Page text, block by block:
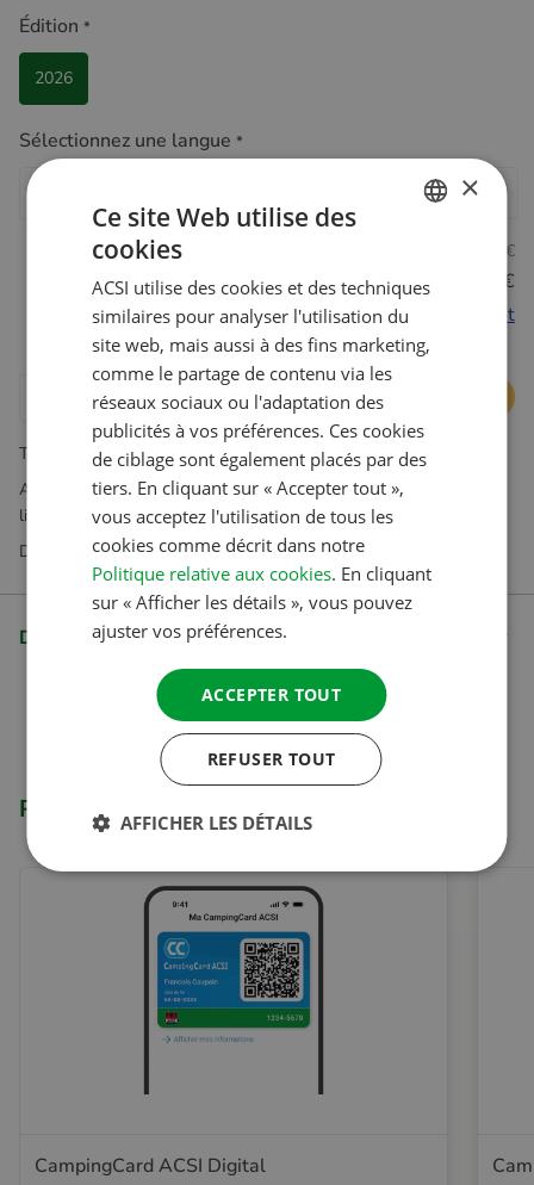
Édition *
2026
Sélectionnez une langue *
Espagnol
21,95 €
Membres Club ID
20,95 €
Devenez membre et économisez maintenant
Ajouter au panier
TVA incluse. Hors frais d'expédition
Abonnements disponibles exclusivement dans notre boutique en
ligne
Des questions ? Notre service client est là pour vous aider
Description
Produits apparentés
CampingCard ACSI Digital
ENGLISH
DANISH
×
Ce site Web utilise des
cookies
ACSI utilise des cookies et des techniques
similaires pour analyser l'utilisation du
site web, mais aussi à des fins marketing,
comme le partage de contenu via les
réseaux sociaux ou l'adaptation des
publicités à vos préférences. Ces cookies
de ciblage sont également placés par des
tiers. En cliquant sur « Accepter tout »,
vous acceptez l'utilisation de tous les
cookies comme décrit dans notre
Politique relative aux cookies. En cliquant
sur « Afficher les détails », vous pouvez
ajuster vos préférences.
ACCEPTER TOUT
REFUSER TOUT
AFFICHER LES DÉTAILS